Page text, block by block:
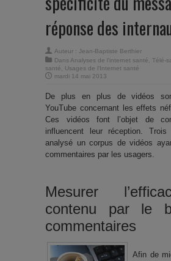
réponse des
Auteur : Jean-Baptiste Berthier
Dans Analyses de l'internet santé
Télé-
santé
Usages de l'Internet santé
mardi 14 mai 2013
De plus en plus de vidéos
YouTube concernant les effets
Ces vidéos font l’objet de
influencent leur réception. Trois
analysé un corpus de vidéos
commentaires par les usagers.
Mesurer
contenu par le
commentaires
Afin de